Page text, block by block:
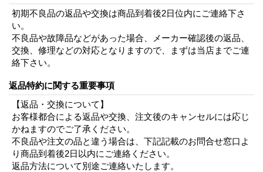
初期不良品の返品や交換は商品到着後2日位内にご連絡下さ
い。
不良品や故障品などがあった場合、メーカー確認後の返品、
交換、修理などの対応となりますので、まずは当店までご連
絡下さい。
返品特約に関する重要事項
【返品・交換について】
お客様都合による返品や交換、注文後のキャンセルには応じ
かねますのでご了承ください。
不良品や注文の品と違う場合は、下記記載のお問合せ窓口よ
り商品到着後2日以内にご連絡ください。
返品方法について別途ご連絡いたします。